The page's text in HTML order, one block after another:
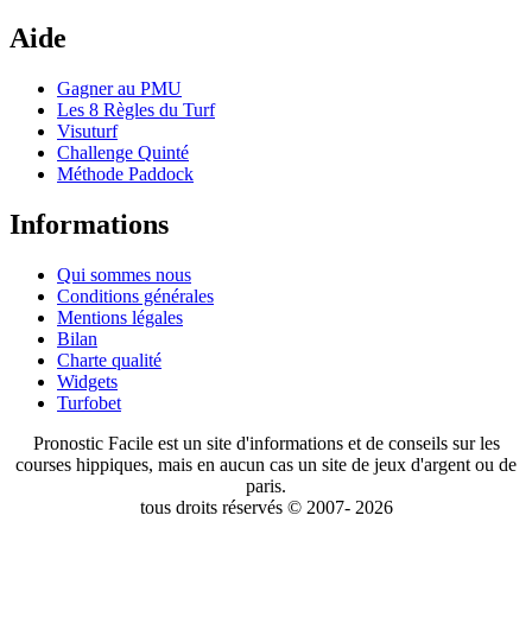
Aide
Gagner au PMU
Les 8 Règles du Turf
Visuturf
Challenge Quinté
Méthode Paddock
Informations
Qui sommes nous
Conditions générales
Mentions légales
Bilan
Charte qualité
Widgets
Turfobet
Pronostic Facile est un site d'informations et de conseils sur les
courses hippiques, mais en aucun cas un site de jeux d'argent ou de
paris.
tous droits réservés © 2007- 2026